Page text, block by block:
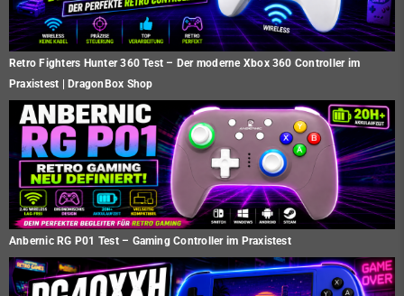
Retro Fighters Hunter 360 Test – Der moderne Xbox 360 Controller im
Praxistest | DragonBox Shop
Anbernic RG P01 Test – Gaming Controller im Praxistest